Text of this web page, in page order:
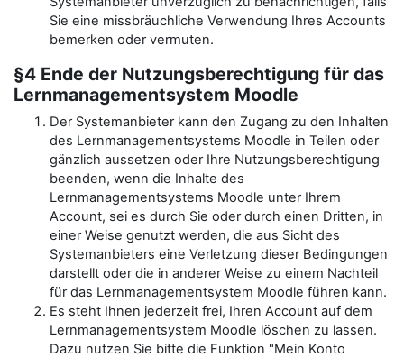
Sie eine missbräuchliche Verwendung Ihres Accounts
bemerken oder vermuten.
§4 Ende der Nutzungsberechtigung für das
Lernmanagementsystem Moodle
Der Systemanbieter kann den Zugang zu den Inhalten
des Lernmanagementsystems Moodle in Teilen oder
gänzlich aussetzen oder Ihre Nutzungsberechtigung
beenden, wenn die Inhalte des
Lernmanagementsystems Moodle unter Ihrem
Account, sei es durch Sie oder durch einen Dritten, in
einer Weise genutzt werden, die aus Sicht des
Systemanbieters eine Verletzung dieser Bedingungen
darstellt oder die in anderer Weise zu einem Nachteil
für das Lernmanagementsystem Moodle führen kann.
Es steht Ihnen jederzeit frei, Ihren Account auf dem
Lernmanagementsystem Moodle löschen zu lassen.
Dazu nutzen Sie bitte die Funktion "Mein Konto